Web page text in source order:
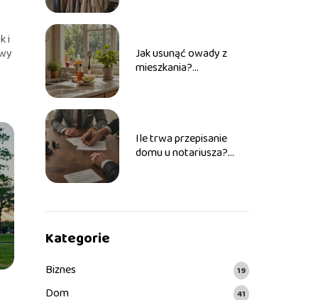
i
Jak usunąć owady z
mieszkania?
Ile trwa przepisanie
domu u notariusza?
Kategorie
Biznes 19
Dom 41